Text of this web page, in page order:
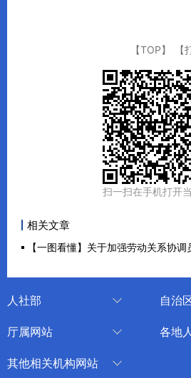
【TOP】 【
扫一扫在手机打开
相关文章
人社部 自治
厅属网站
中国新疆人才网
各地
其他相关机构网站